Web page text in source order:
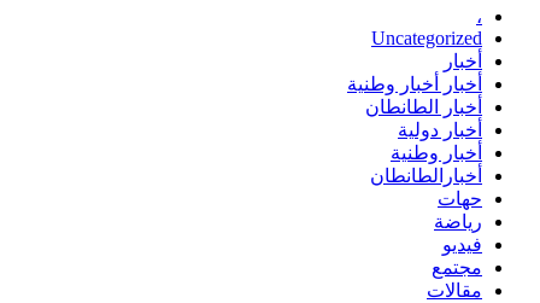
،
Uncategorized
أخبار
أخبار أخبار وطنية
أخبار الطانطان
أخبار دولية
أخبار وطنية
أخبارالطانطان
حهات
رياضة
فيديو
مجتمع
مقالات